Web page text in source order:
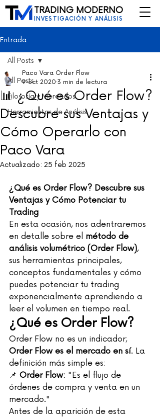
TRADING MODERNO
INVESTIGACIÓN Y ANÁLISIS
Entrada
All Posts
Filosofía y Mercados
Herramientas de Análisis
All Posts
📊 ¿Qué es Order Flow?
Descubre sus Ventajas y
Cómo Operarlo con
Paco Vara
Paco Vara Order Flow
9 oct 2020 3 min de lectura
Actualizado: 25 feb 2025
¿Qué es Order Flow? Descubre sus
Ventajas y Cómo Potenciar tu
Trading
En esta ocasión, nos adentraremos
en detalle sobre el método de
análisis volumétrico (Order Flow),
sus herramientas principales,
conceptos fundamentales y cómo
puedes potenciar tu trading
exponencialmente aprendiendo a
leer el volumen en tiempo real.
¿Qué es Order Flow?
Order Flow no es un indicador;
Order Flow es el mercado en sí. La
definición más simple es:
📌 Order Flow: "Es el flujo de
órdenes de compra y venta en un
mercado."
Antes de la aparición de esta